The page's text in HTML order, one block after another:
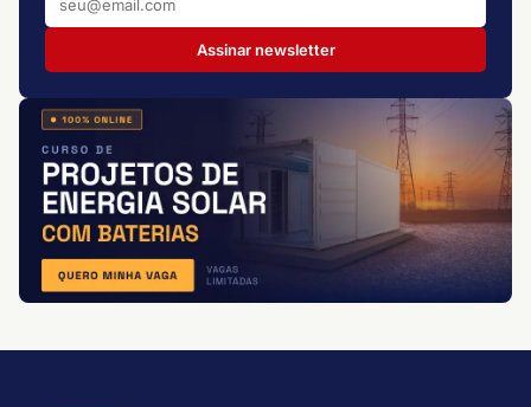
Assinar newsletter